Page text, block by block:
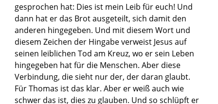
gesprochen hat: Dies ist mein Leib für euch! Und
dann hat er das Brot ausgeteilt, sich damit den
anderen hingegeben. Und mit diesem Wort und
diesem Zeichen der Hingabe verweist Jesus auf
seinen leiblichen Tod am Kreuz, wo er sein Leben
hingegeben hat für die Menschen. Aber diese
Verbindung, die sieht nur der, der daran glaubt.
Für Thomas ist das klar. Aber er weiß auch wie
schwer das ist, dies zu glauben. Und so schlüpft er